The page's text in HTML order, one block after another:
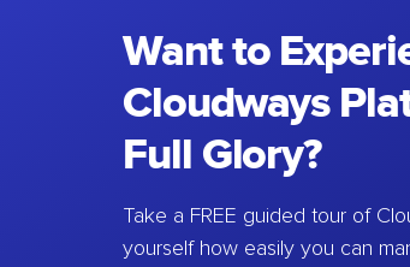
Want to
Cloudways
Full Glory?
Take a FREE guided tour of
yourself how easily you can